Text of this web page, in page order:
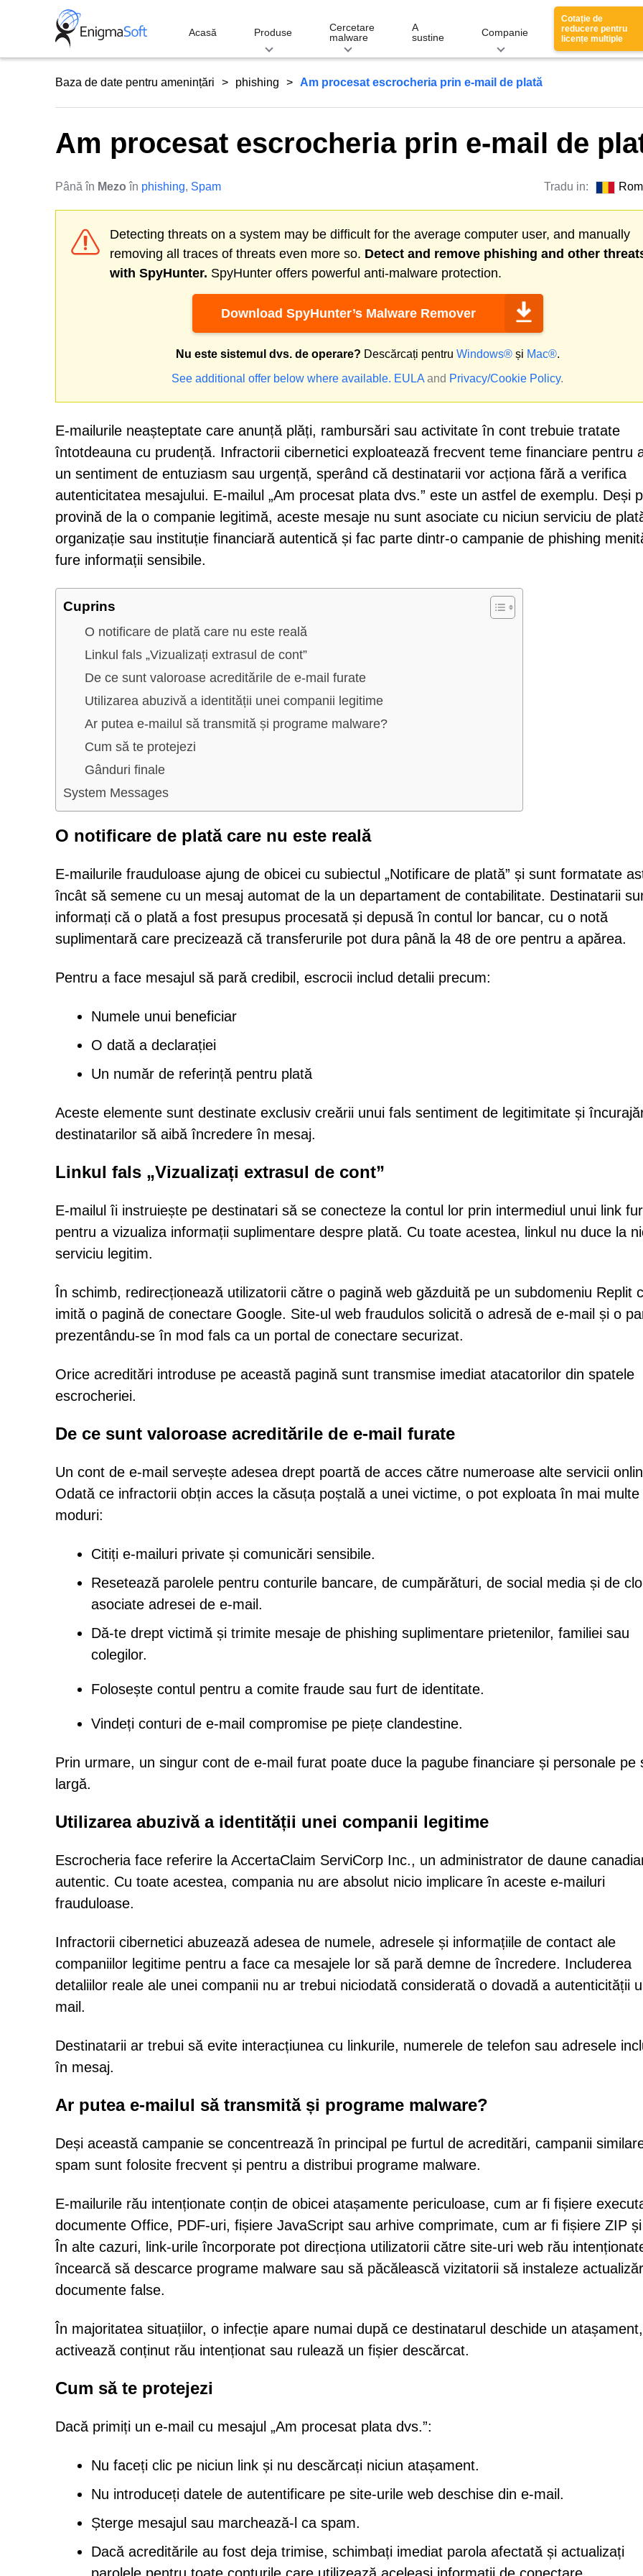
Acasă Produse
Cercetare
malware
A
sustine
Companie
Cotație de
reducere pentru
licențe multiple
Baza de date pentru amenințări phishing Am procesat escrocheria prin e-mail de plată
Am procesat escrocheria prin e-mail de
Până în Mezo în phishing, Spam Tradu in:
Detecting threats on a system may be difficult for the average computer user, and manually
removing all traces of threats even more so. Detect and remove phishing and other
with SpyHunter. SpyHunter offers powerful anti-malware protection.
Download SpyHunter’s Malware Remover
Nu este sistemul dvs. de operare? Descărcați pentru Windows®și Mac®.
See additional offer below where available. EULA and Privacy/Cookie Policy.
E-mailurile neașteptate care anunță plăți, rambursări sau activitate în cont trebuie tratate
întotdeauna cu prudență. Infractorii cibernetici exploatează frecvent teme financiare pentru
un sentiment de entuziasm sau urgență, sperând că destinatarii vor acționa fără a verifica
autenticitatea mesajului. E-mailul „Am procesat plata dvs.” este un astfel de exemplu. Deși
provină de la o companie legitimă, aceste mesaje nu sunt asociate cu niciun serviciu de
organizație sau instituție financiară autentică și fac parte dintr-o campanie de phishing
fure informații sensibile.
Cuprins
O notificare de plată care nu este reală
Linkul fals „Vizualizați extrasul de cont”
De ce sunt valoroase acreditările de e-mail furate
Utilizarea abuzivă a identității unei companii legitime
Ar putea e-mailul să transmită și programe malware?
Cum să te protejezi
Gânduri finale
System Messages
O notificare de plată care nu este reală
E-mailurile frauduloase ajung de obicei cu subiectul „Notificare de plată” și sunt formatate
încât să semene cu un mesaj automat de la un departament de contabilitate. Destinatarii
informați că o plată a fost presupus procesată și depusă în contul lor bancar, cu o notă
suplimentară care precizează că transferurile pot dura până la 48 de ore pentru a apărea.
Pentru a face mesajul să pară credibil, escrocii includ detalii precum:
Numele unui beneficiar
O dată a declarației
Un număr de referință pentru plată
Aceste elemente sunt destinate exclusiv creării unui fals sentiment de legitimitate și
destinatarilor să aibă încredere în mesaj.
Linkul fals „Vizualizați extrasul de cont”
E-mailul îi instruiește pe destinatari să se conecteze la contul lor prin intermediul unui link
pentru a vizualiza informații suplimentare despre plată. Cu toate acestea, linkul nu duce la
serviciu legitim.
În schimb, redirecționează utilizatorii către o pagină web găzduită pe un subdomeniu Replit
imită o pagină de conectare Google. Site-ul web fraudulos solicită o adresă de e-mail și o
prezentându-se în mod fals ca un portal de conectare securizat.
Orice acreditări introduse pe această pagină sunt transmise imediat atacatorilor din spatele
escrocheriei.
De ce sunt valoroase acreditările de e-mail furate
Un cont de e-mail servește adesea drept poartă de acces către numeroase alte servicii
Odată ce infractorii obțin acces la căsuța poștală a unei victime, o pot exploata în mai multe
moduri:
Citiți e-mailuri private și comunicări sensibile.
Resetează parolele pentru conturile bancare, de cumpărături, de social media și de
asociate adresei de e-mail.
Dă-te drept victimă și trimite mesaje de phishing suplimentare prietenilor, familiei sau
colegilor.
Folosește contul pentru a comite fraude sau furt de identitate.
Vindeți conturi de e-mail compromise pe piețe clandestine.
Prin urmare, un singur cont de e-mail furat poate duce la pagube financiare și personale pe
largă.
Utilizarea abuzivă a identității unei companii legitime
Escrocheria face referire la AccertaClaim ServiCorp Inc., un administrator de daune
autentic. Cu toate acestea, compania nu are absolut nicio implicare în aceste e-mailuri
frauduloase.
Infractorii cibernetici abuzează adesea de numele, adresele și informațiile de contact ale
companiilor legitime pentru a face ca mesajele lor să pară demne de încredere. Includerea
detaliilor reale ale unei companii nu ar trebui niciodată considerată o dovadă a autenticității
mail.
Destinatarii ar trebui să evite interacțiunea cu linkurile, numerele de telefon sau adresele
în mesaj.
Ar putea e-mailul să transmită și programe malware?
Deși această campanie se concentrează în principal pe furtul de acreditări, campanii
spam sunt folosite frecvent și pentru a distribui programe malware.
E-mailurile rău intenționate conțin de obicei atașamente periculoase, cum ar fi fișiere
documente Office, PDF-uri, fișiere JavaScript sau arhive comprimate, cum ar fi fișiere ZIP
În alte cazuri, link-urile încorporate pot direcționa utilizatorii către site-uri web rău
încearcă să descarce programe malware sau să păcălească vizitatorii să instaleze
documente false.
În majoritatea situațiilor, o infecție apare numai după ce destinatarul deschide un atașament,
activează conținut rău intenționat sau rulează un fișier descărcat.
Cum să te protejezi
Dacă primiți un e-mail cu mesajul „Am procesat plata dvs.”:
Nu faceți clic pe niciun link și nu descărcați niciun atașament.
Nu introduceți datele de autentificare pe site-urile web deschise din e-mail.
Șterge mesajul sau marchează-l ca spam.
Dacă acreditările au fost deja trimise, schimbați imediat parola afectată și actualizați